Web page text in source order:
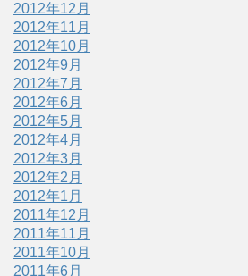
2012年12月
2012年11月
2012年10月
2012年9月
2012年7月
2012年6月
2012年5月
2012年4月
2012年3月
2012年2月
2012年1月
2011年12月
2011年11月
2011年10月
2011年6月